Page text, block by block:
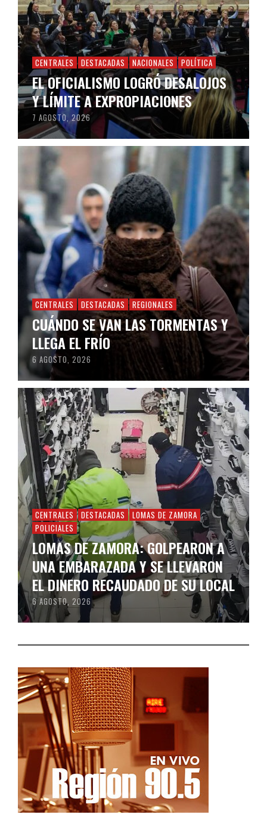
CENTRALES DESTACADAS NACIONALES POLÍTICA
EL OFICIALISMO LOGRÓ DESALOJOS
Y LÍMITE A EXPROPIACIONES
7 AGOSTO, 2026
CENTRALES DESTACADAS REGIONALES
CUÁNDO SE VAN LAS TORMENTAS Y
LLEGA EL FRÍO
6 AGOSTO, 2026
CENTRALES DESTACADAS
LOMAS DE ZAMORA
POLICIALES
LOMAS DE ZAMORA: GOLPEARON A
UNA EMBARAZADA Y SE LLEVARON
EL DINERO RECAUDADO DE SU LOCAL
6 AGOSTO, 2026